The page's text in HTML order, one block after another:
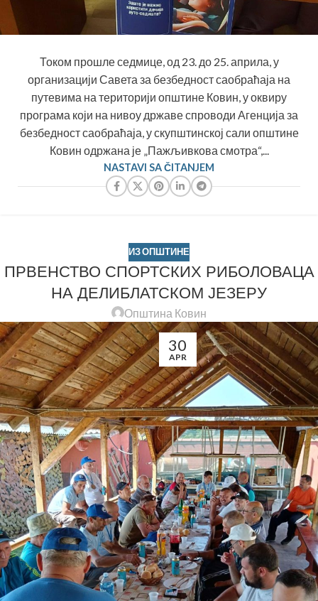
Током прошле седмице, од 23. до 25. априла, у
организацији Савета за безбедност саобраћаја на
путевима на територији општине Ковин, у оквиру
програма који на нивоу државе спроводи Агенција за
безбедност саобраћаја, у скупштинској сали општине
Ковин одржана је „Пажљивкова смотра“,...
NASTAVI SA ČITANJEM
ИЗ ОПШТИНЕ
ПРВЕНСТВО СПОРТСКИХ РИБОЛОВАЦА
НА ДЕЛИБЛАТСКОМ ЈЕЗЕРУ
Општина Ковин
30
APR